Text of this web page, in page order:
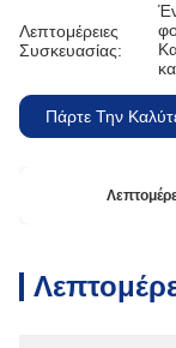
Λεπτομέρειες
Συσκευασίας:
Πάρτε Την